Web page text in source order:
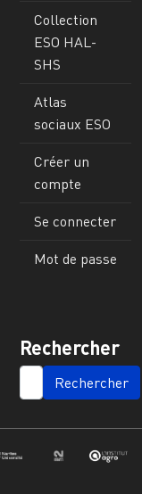
Collection
ESO HAL-
SHS
Atlas
sociaux ESO
Créer un
compte
Se connecter
Mot de passe
Rechercher
SEARCH